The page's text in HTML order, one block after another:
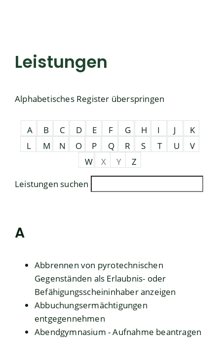
Leistungen
Alphabetisches Register überspringen
A B C D E F G H I J
K
L
M N O P Q R S T U
V
W
X Y
Z
Leistungen suchen
A
Abbrennen von pyrotechnischen
Gegenständen als Erlaubnis- oder
Befähigungsscheininhaber anzeigen
Abbuchungsermächtigungen
entgegennehmen
Abendgymnasium - Aufnahme beantragen